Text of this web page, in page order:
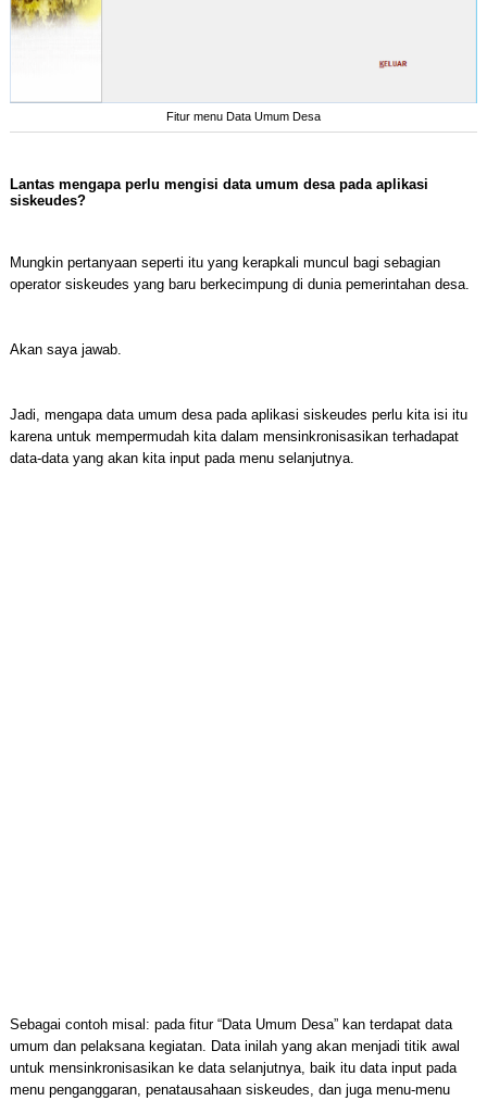
Fitur menu Data Umum Desa
Lantas mengapa perlu mengisi data umum desa pada aplikasi
siskeudes?
Mungkin pertanyaan seperti itu yang kerapkali muncul bagi sebagian
operator siskeudes yang baru berkecimpung di dunia pemerintahan desa.
Akan saya jawab.
Jadi, mengapa data umum desa pada aplikasi siskeudes perlu kita isi itu
karena untuk mempermudah kita dalam mensinkronisasikan terhadapat
data-data yang akan kita input pada menu selanjutnya.
Sebagai contoh misal: pada fitur “Data Umum Desa” kan terdapat data
umum dan pelaksana kegiatan. Data inilah yang akan menjadi titik awal
untuk mensinkronisasikan ke data selanjutnya, baik itu data input pada
menu penganggaran, penatausahaan siskeudes, dan juga menu-menu